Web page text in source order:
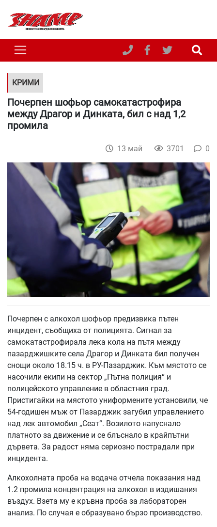
КРИМИ
Почерпен шофьор самокатастрофира
между Драгор и Динката, бил с над 1,2
промила
13 май 3701 0
Почерпен с алкохол шофьор предизвика пътен
инцидент, съобщиха от полицията. Сигнал за
самокатастрофирала лека кола на пътя между
пазарджишките села Драгор и Динката бил получен
снощи около 18.15 ч. в РУ-Пазарджик. Към мястото се
насочили екипи на сектор „Пътна полиция“ и
полицейското управление в областния град.
Пристигайки на мястото униформените установили, че
54-годишен мъж от Пазарджик загубил управлението
над лек автомобил „Сеат“. Возилото напуснало
платното за движение и се блъснало в крайпътни
дървета. За радост няма сериозно пострадали при
инцидента.
Алкохолната проба на водача отчела показания над
1.2 промила концентрация на алкохол в издишания
въздух. Взета му е кръвна проба за лабораторен
анализ. По случая е образувано бързо производство.